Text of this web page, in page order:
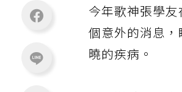
今年歌神張學
個意外的消息
曉的疾病。